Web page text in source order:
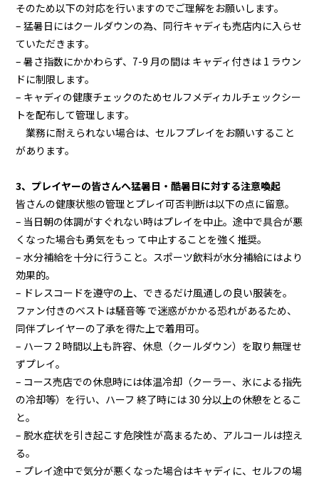
そのため以下の対応を行いますのでご理解をお願いします。
– 猛暑日にはクールダウンの為、同行キャディも売店内に入らせ
ていただきます。
– 暑さ指数にかかわらず、7-9 月の間は キャディ付きは 1 ラウン
ドに制限します。
– キャディの健康チェックのためセルフメディカルチェックシー
トを配布して管理します。
業務に耐えられない場合は、セルフプレイをお願いすること
があります。
3、プレイヤーの皆さんへ猛暑日・酷暑日に対する注意喚起
皆さんの健康状態の管理とプレイ可否判断は以下の点に留意。
– 当日朝の体調がすぐれない時はプレイを中止。途中で具合が悪
くなった場合も勇気をもっ て中止することを強く推奨。
–水分補給を十分に行うこと。 スポーツ飲料が水分補給にはより
効果的。
– ドレスコードを遵守の上、できるだけ風通しの良い服装を。
ファン付きのベストは騒音等 で迷惑がかかる恐れがあるため、
同伴プレイヤーの了承を得た上で着用可。
– ハーフ 2 時間以上も許容、休息（クールダウン）を取り無理せ
ずプレイ。
– コース売店での休息時には体温冷却（クーラー、氷による指先
の冷却等）を行い、ハーフ 終了時には 30 分以上の休憩をとるこ
と。
– 脱水症状を引き起こす危険性が高まるため、アルコールは控え
る。
– プレイ途中で気分が悪くなった場合はキャディに、セルフの場